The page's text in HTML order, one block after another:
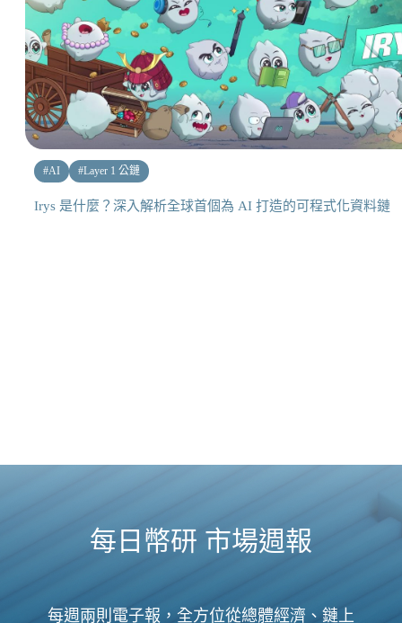
#AI #Layer 1 公鏈
Irys 是什麼？深入解析全球首個為 AI 打造的可程式化資料鏈
每日幣研 市場週報
每週兩則電子報，全方位從總體經濟、鏈上